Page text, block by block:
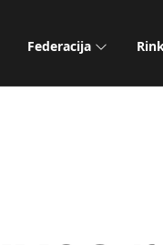
Federacija